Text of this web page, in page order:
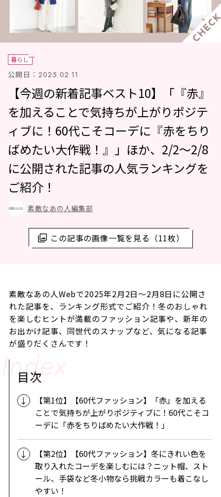
この記事の画像一覧を見る（11枚）
暮らし
公開日： 2025.02.11
【今週の新着記事ベスト10】「『赤』
を加えることで気持ちが上がりポジテ
ィブに！60代こそコーデに『赤をちり
ばめたい大作戦！』」ほか、2/2～2/8
に公開された記事の人気ランキングを
ご紹介！
素敵なあの人編集部
素敵なあの人Webで2025年2月2日～2月8日に公開さ
れた記事を、ランキング形式でご紹介！冬のおしゃれ
を楽しむヒントが満載のファッション記事や、新年の
お出かけ記事、同世代のスナップなど、気になる記事
が盛りだくさんです！
目次
【第1位】【60代ファッション】「赤」を加える
ことで気持ちが上がりポジティブに！60代こそコ
ーデに「赤をちりばめたい大作戦！」
【第2位】【60代ファッション】冬にきれい色を
取り入れたコーデを楽しむには？ニット帽、スト
ール、手袋など冬小物なら挑戦カラーも着こなし
やすい！